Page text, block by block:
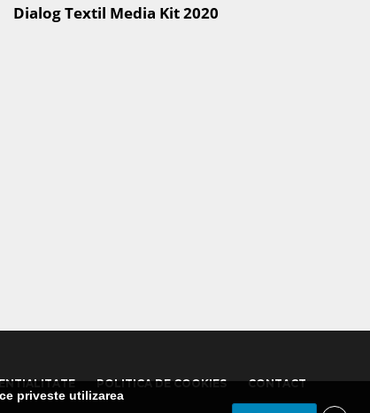
Dialog Textil Media Kit 2020
POLITICA DE COOKIES CONTACT
priveste utilizarea